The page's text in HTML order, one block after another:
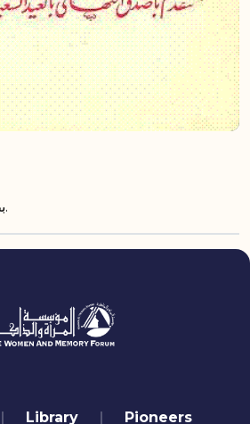
بطاقة تهنئة بمناسبة العيد.
Library Pioneers